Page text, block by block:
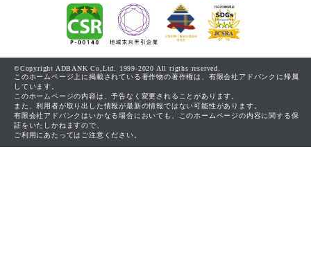
©Copyright ADBANK Co,Ltd. 1999-2020 All rigths reserved.
このホームページ上に掲載されている著作物の著作権は、有限会社アドバンクに帰属
しています。
このホームページの内容は、予告なく変更されることがあります。
また、利用者が取り出した情報が最新の情報ではない可能性があります。
有限会社アドバンクはいかなる場合においても、このホームページの内容に関する保
証をいたしかねますので、
ご利用にあたってはご注意ください。